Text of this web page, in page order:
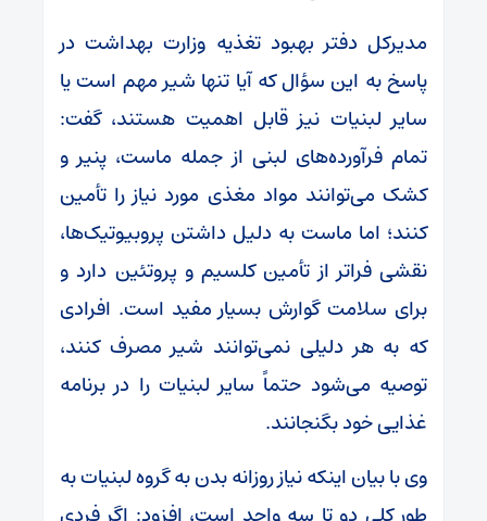
مدیرکل دفتر بهبود تغذیه وزارت بهداشت در
پاسخ به این سؤال که آیا تنها شیر مهم است یا
سایر لبنیات نیز قابل اهمیت هستند، گفت:
تمام فرآورده‌های لبنی از جمله ماست، پنیر و
کشک می‌توانند مواد مغذی مورد نیاز را تأمین
کنند؛ اما ماست به دلیل داشتن پروبیوتیک‌ها،
نقشی فراتر از تأمین کلسیم و پروتئین دارد و
برای سلامت گوارش بسیار مفید است. افرادی
که به هر دلیلی نمی‌توانند شیر مصرف کنند،
توصیه می‌شود حتماً سایر لبنیات را در برنامه
غذایی خود بگنجانند.
وی با بیان اینکه نیاز روزانه بدن به گروه لبنیات به